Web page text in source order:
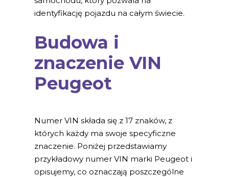
identyfikację pojazdu na całym świecie.
Budowa i
znaczenie VIN
Peugeot
Numer VIN składa się z 17 znaków, z
których każdy ma swoje specyficzne
znaczenie. Poniżej przedstawiamy
przykładowy numer VIN marki Peugeot i
opisujemy, co oznaczają poszczególne